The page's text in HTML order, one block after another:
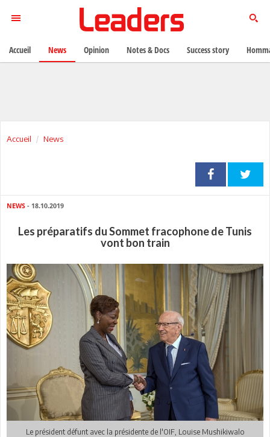
Accueil News
NEWS - 18.10.2019
Les préparatifs du Sommet fracophone de Tunis
vont bon train
Le président défunt avec la présidente de l'OIF, Louise Mushikiwalo
Accueil News Opinion Notes & Docs Success story